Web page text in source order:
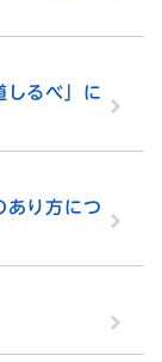
しるべ」に
あり方につ